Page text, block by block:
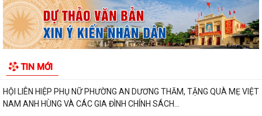
TIN MỚI
PHƯỜNG AN DƯƠNG THÔNG BÁO CÔNG KHAI SỐ ĐIỆN THOẠI ĐƯỜNG
DÂY NÓNG VÀ TRANG FACEBOOK TIẾP NHẬN THÔNG...
VIỆC GIAO ĐẤT Ở TÁI ĐỊNH CƯ
HỘI LIÊN HIỆP PHỤ NỮ PHƯỜNG AN DƯƠNG THĂM, TẶNG QUÀ MẸ VIỆT
NAM ANH HÙNG VÀ CÁC GIA ĐÌNH CHÍNH SÁCH...